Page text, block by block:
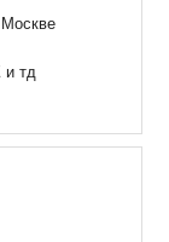
и тд